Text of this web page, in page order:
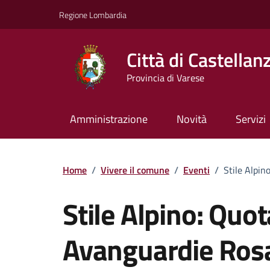
Regione Lombardia
Città di
Provincia di Varese
Amministrazione Novità Servizi
Home / Vivere il comune / Eventi / Stile
Stile Alpino:
Avanguardie